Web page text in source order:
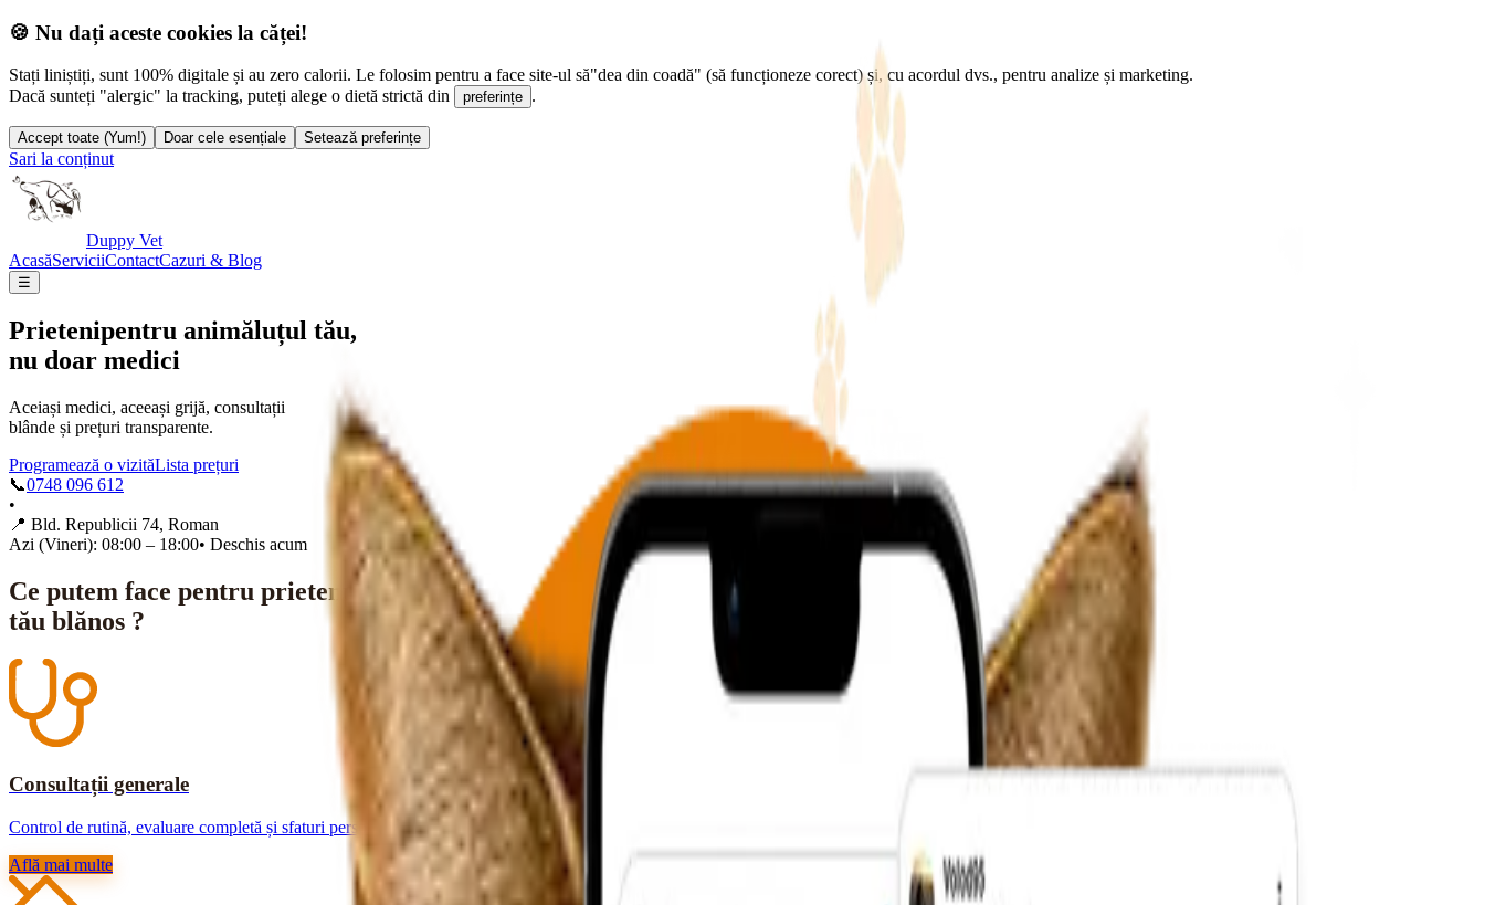
🍪 Nu dați aceste cookies la căței!
Stați liniștiți, sunt 100% digitale și au zero calorii. Le folosim pentru a face site-ul să"dea din coadă" (să funcționeze corect) și, cu acordul dvs., pentru analize și marketing.
Dacă sunteți "alergic" la tracking, puteți alege o dietă strictă din
preferințe .
Accept toate (Yum!) Doar cele esențiale Setează preferințe
Sari la conținut
Duppy Vet
AcasăServiciiContactCazuri & Blog
☰
Prietenipentru animăluțul tău,
nu doar medici
Aceiași medici, aceeași grijă, consultații
blânde și prețuri transparente.
Programează o vizităLista prețuri
📞0748 096 612
•
📍 Bld. Republicii 74, Roman
Azi (Vineri): 08:00 – 18:00• Deschis acum
Ce putem face pentru prietenul
tău blănos ?
Consultații generale
Control de rutină, evaluare completă și sfaturi personalizate.
Află mai multe